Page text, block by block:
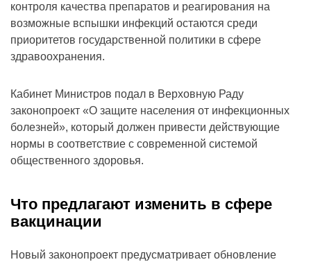
контроля качества препаратов и реагирования на
возможные вспышки инфекций остаются среди
приоритетов государственной политики в сфере
здравоохранения.
Кабинет Министров подал в Верховную Раду
законопроект «О защите населения от инфекционных
болезней», который должен привести действующие
нормы в соответствие с современной системой
общественного здоровья.
Что предлагают изменить в сфере
вакцинации
Новый законопроект предусматривает обновление